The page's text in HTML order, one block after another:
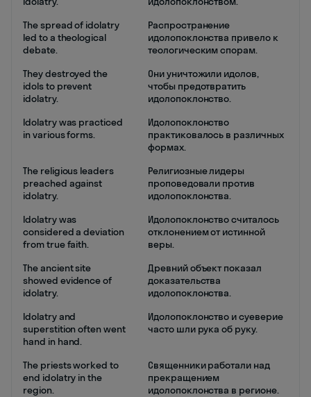
The spread of idolatry
led to a theological
debate.
Распространение
идолопоклонства привело к
теологическим спорам.
They destroyed the
idols to prevent
idolatry.
Они уничтожили идолов,
чтобы предотвратить
идолопоклонство.
Idolatry was practiced
in various forms.
Идолопоклонство
практиковалось в различных
формах.
The religious leaders
preached against
idolatry.
Религиозные лидеры
проповедовали против
идолопоклонства.
Idolatry was
considered a deviation
from true faith.
Идолопоклонство считалось
отклонением от истинной
веры.
The ancient site
showed evidence of
idolatry.
Древний объект показал
доказательства
идолопоклонства.
Idolatry and
superstition often went
hand in hand.
Идолопоклонство и суеверие
часто шли рука об руку.
The priests worked to
end idolatry in the
region.
Священники работали над
прекращением
идолопоклонства в регионе.